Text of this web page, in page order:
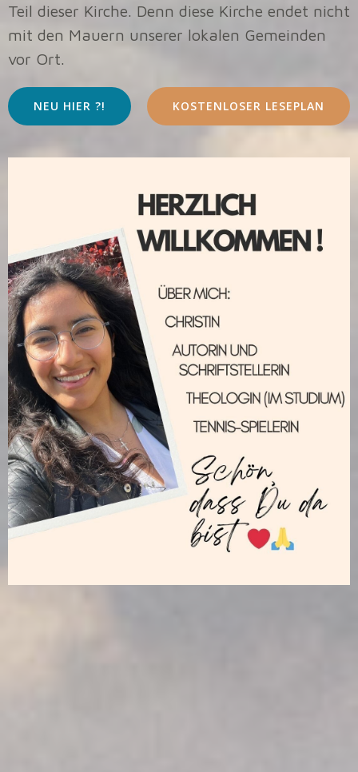
Teil dieser Kirche. Denn diese Kirche endet nicht
mit den Mauern unserer lokalen Gemeinden
vor Ort.
NEU HIER ?! KOSTENLOSER LESEPLAN